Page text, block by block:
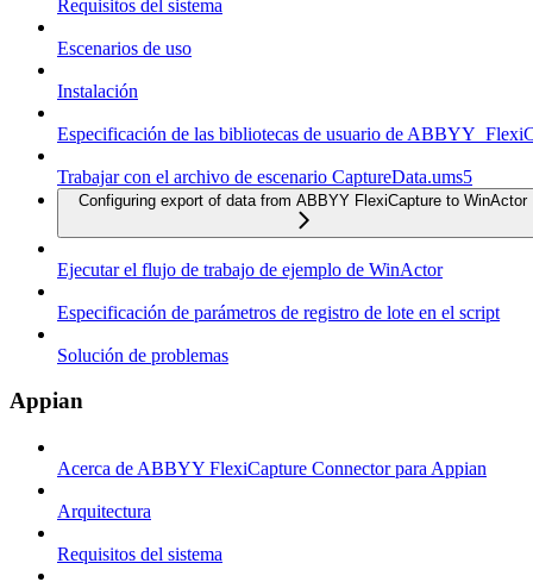
Requisitos del sistema
Escenarios de uso
Instalación
Especificación de las bibliotecas de usuario de
Trabajar con el archivo de escenario CaptureData.ums5
Configuring export of data from ABBYY FlexiCapture to WinActor
Ejecutar el flujo de trabajo de ejemplo de WinActor
Especificación de parámetros de registro de lote en el script
Solución de problemas
Appian
Acerca de ABBYY FlexiCapture Connector para Appian
Arquitectura
Requisitos del sistema